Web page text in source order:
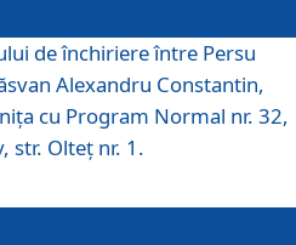
de închiriere între Persu
Alexandru Constantin,
cu Program Normal nr. 32,
str. Olteț nr. 1.